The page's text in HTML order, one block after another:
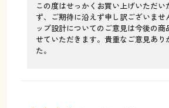
この度はせっかくお買い上げいただい
ず、ご期待に沿えず申し訳ございませ
ップ設計についてのご意見は今後の商
せていただきます。貴重なご意見あり
た。